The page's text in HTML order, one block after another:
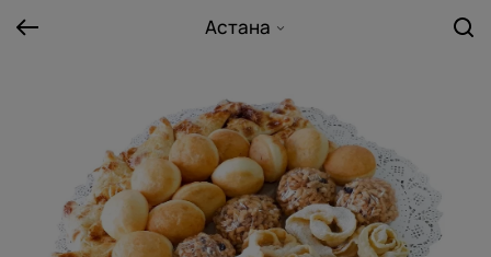
Астана